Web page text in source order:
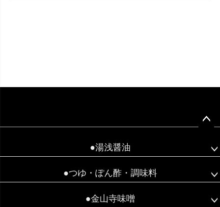
●湯浅醤油
●つゆ・ぽん酢・調味料
●金山寺味噌